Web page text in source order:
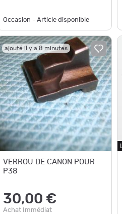
Occasion - Article disponible
ajouté il y a 8 minutes
VERROU DE CANON POUR
P38
30,00 €
Achat Immédiat